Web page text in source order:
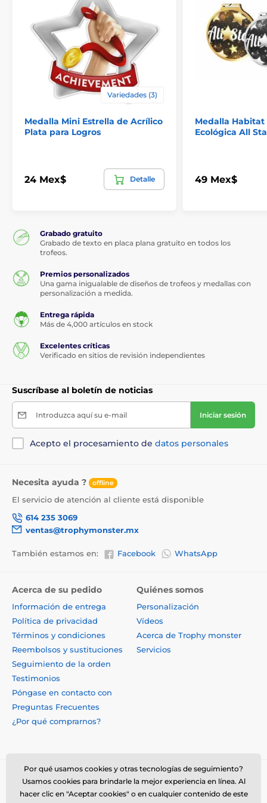
Variedades (3)
Medalla Mini Estrella de Acrílico
Plata para Logros
24 Mex$ Detalle
Medalla Habitat
Ecológica All
49 Mex$
Grabado gratuito
Grabado de texto en placa plana gratuito en todos los
trofeos.
Premios personalizados
Una gama inigualable de diseños de trofeos y medallas con
personalización a medida.
Entrega rápida
Más de 4,000 artículos en stock
Excelentes críticas
Verificado en sitios de revisión independientes
Suscríbase al boletín de noticias
Introduzca aquí su e-mail Iniciar sesión
Acepto el procesamiento de datos personales
Necesita ayuda ? offline
El servicio de atención al cliente está disponible
614 235 3069
ventas@trophymonster.mx
También estamos en: Facebook WhatsApp
Acerca de su pedido
Información de entrega
Política de privacidad
Términos y condiciones
Reembolsos y sustituciones
Seguimiento de la orden
Testimonios
Póngase en contacto con
Preguntas Frecuentes
¿Por qué comprarnos?
Quiénes somos
Personalización
Vídeos
Acerca de Trophy monster
Servicios
Por qué usamos cookies y otras tecnologías de seguimiento?
Usamos cookies para brindarle la mejor experiencia en línea. Al
hacer clic en "Aceptar cookies" o en cualquier contenido de este